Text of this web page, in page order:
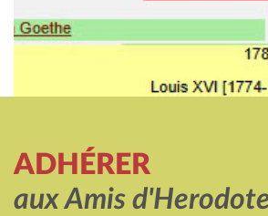
ADHÉRER
aux Amis